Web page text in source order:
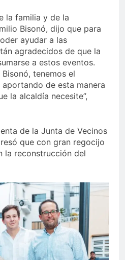
la familia y de la
Bisonó, dijo que para
ayudar a las
agradecidos de que la
a estos eventos.
tenemos el
de esta manera
la alcaldía necesite”,
de la Junta de Vecinos
que con gran regocijo
la reconstrucción del